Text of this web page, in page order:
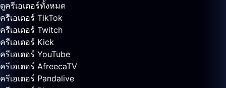
ดูครีเอเตอร์ทั้งหมด
ครีเอเตอร์ TikTok
ครีเอเตอร์ Twitch
ครีเอเตอร์ Kick
ครีเอเตอร์ YouTube
ครีเอเตอร์ AfreecaTV
ครีเอเตอร์ Pandalive